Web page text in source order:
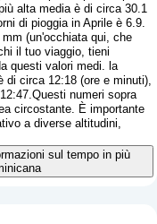
alta media è di circa 30.1
di pioggia in Aprile è 6.9.
mm (un'occhiata qui, che
il tuo viaggio, tieni
questi valori medi. la
di circa 12:18 (ore e minuti),
numeri sopra
circostante. È importante
a diverse altitudini,
sul tempo in più